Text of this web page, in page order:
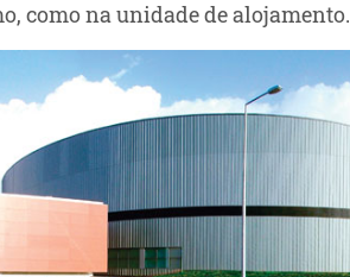
como na unidade de alojamento.